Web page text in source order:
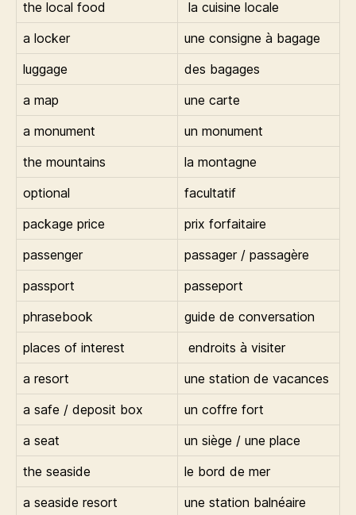
the local food
la cuisine locale
a locker
une consigne à bagage
luggage
des bagages
a map
une carte
a monument
un monument
the mountains
la montagne
optional
facultatif
package price
prix forfaitaire
passenger
passager / passagère
passport
passeport
phrasebook
guide de conversation
places of interest
endroits à visiter
a resort
une station de vacances
a safe / deposit box
un coffre fort
a seat
un siège / une place
the seaside
le bord de mer
a seaside resort
une station balnéaire